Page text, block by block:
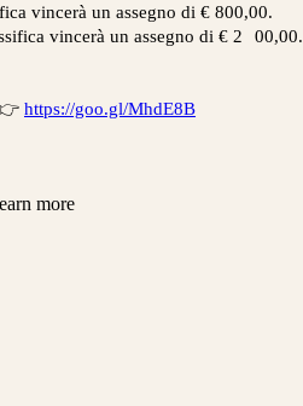
vincerà un assegno di € 800,00.
vincerà un assegno di € 2
00,00.
https://goo.gl/MhdE8B
more